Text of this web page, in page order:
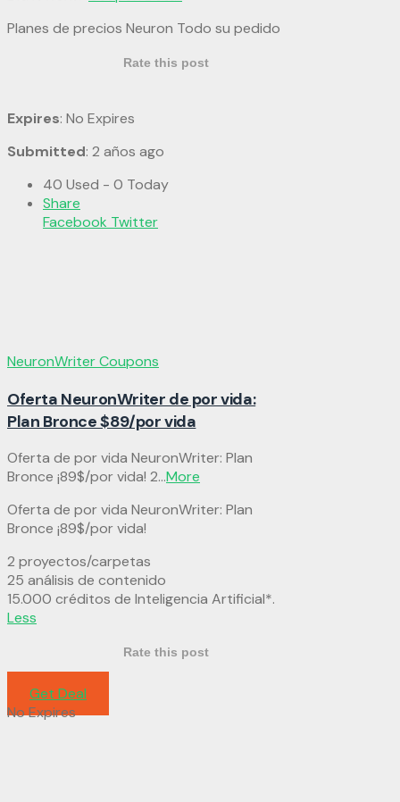
Planes de precios Neuron Todo su pedido
Rate this post
Expires: No Expires
Submitted: 2 años ago
40 Used - 0 Today
Share
Facebook Twitter
NeuronWriter Coupons
Oferta NeuronWriter de por vida:
Plan Bronce $89/por vida
Oferta de por vida NeuronWriter: Plan
Bronce ¡89$/por vida! 2...More
Oferta de por vida NeuronWriter: Plan
Bronce ¡89$/por vida!
2 proyectos/carpetas
25 análisis de contenido
15.000 créditos de Inteligencia Artificial*.
Less
Rate this post
Get Deal
No Expires